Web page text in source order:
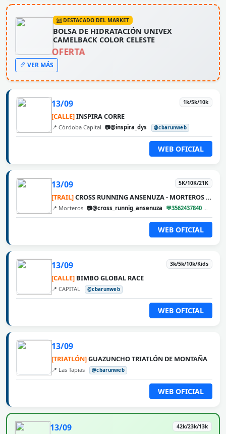
DESTACADO DEL MARKET
BOLSA DE HIDRATACIÓN UNIVEX
CAMELBACK COLOR CELESTE
OFERTA
VER MÁS
13/09 1k/5k/10k
[CALLE]INSPIRA CORRE
📍 Córdoba Capital 📷@inspira_dys @cbarunweb
WEB OFICIAL
13/09 5K/10K/21K
[TRAIL]CROSS RUNNING ANSENUZA - MORTEROS 2026
📍 Morteros 📷@cross_runnig_ansenuza 💬3562437840
WEB OFICIAL
13/09 3k/5k/10k/Kids
[CALLE] BIMBO GLOBAL RACE
📍 CAPITAL @cbarunweb
WEB OFICIAL
13/09
[TRIATLÓN]GUAZUNCHO TRIATLÓN DE MONTAÑA
📍 Las Tapias @cbarunweb
WEB OFICIAL
13/09 42k/23k/13k